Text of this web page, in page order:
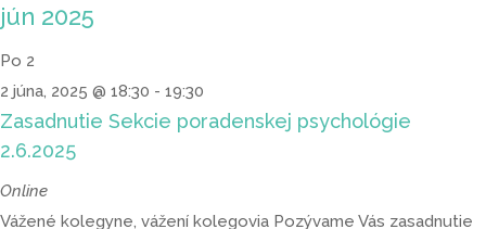
jún 2025
Po 2
2 júna, 2025 @ 18:30 - 19:30
Zasadnutie Sekcie poradenskej psychológie
2.6.2025
Online
Vážené kolegyne, vážení kolegovia Pozývame Vás zasadnutie